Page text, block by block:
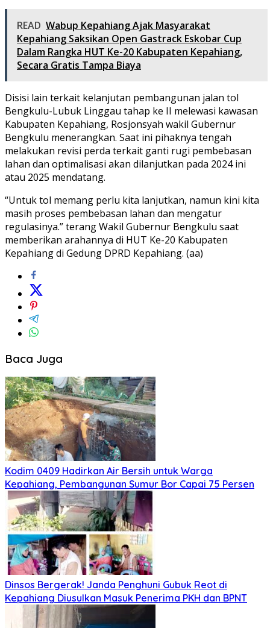
READ Wabup Kepahiang Ajak Masyarakat
Kepahiang Saksikan Open Gastrack Eskobar Cup
Dalam Rangka HUT Ke-20 Kabupaten Kepahiang,
Secara Gratis Tampa Biaya
Disisi lain terkait kelanjutan pembangunan jalan tol
Bengkulu-Lubuk Linggau tahap ke II melewasi kawasan
Kabupaten Kepahiang, Rosjonsyah wakil Gubernur
Bengkulu menerangkan. Saat ini pihaknya tengah
melakukan revisi perda terkait ganti rugi pembebasan
lahan dan optimalisasi akan dilanjutkan pada 2024 ini
atau 2025 mendatang.
“Untuk tol memang perlu kita lanjutkan, namun kini kita
masih proses pembebasan lahan dan mengatur
regulasinya.” terang Wakil Gubernur Bengkulu saat
memberikan arahannya di HUT Ke-20 Kabupaten
Kepahiang di Gedung DPRD Kepahiang. (aa)
Baca Juga
Kodim 0409 Hadirkan Air Bersih untuk Warga
Kepahiang, Pembangunan Sumur Bor Capai 75 Persen
Dinsos Bergerak! Janda Penghuni Gubuk Reot di
Kepahiang Diusulkan Masuk Penerima PKH dan BPNT